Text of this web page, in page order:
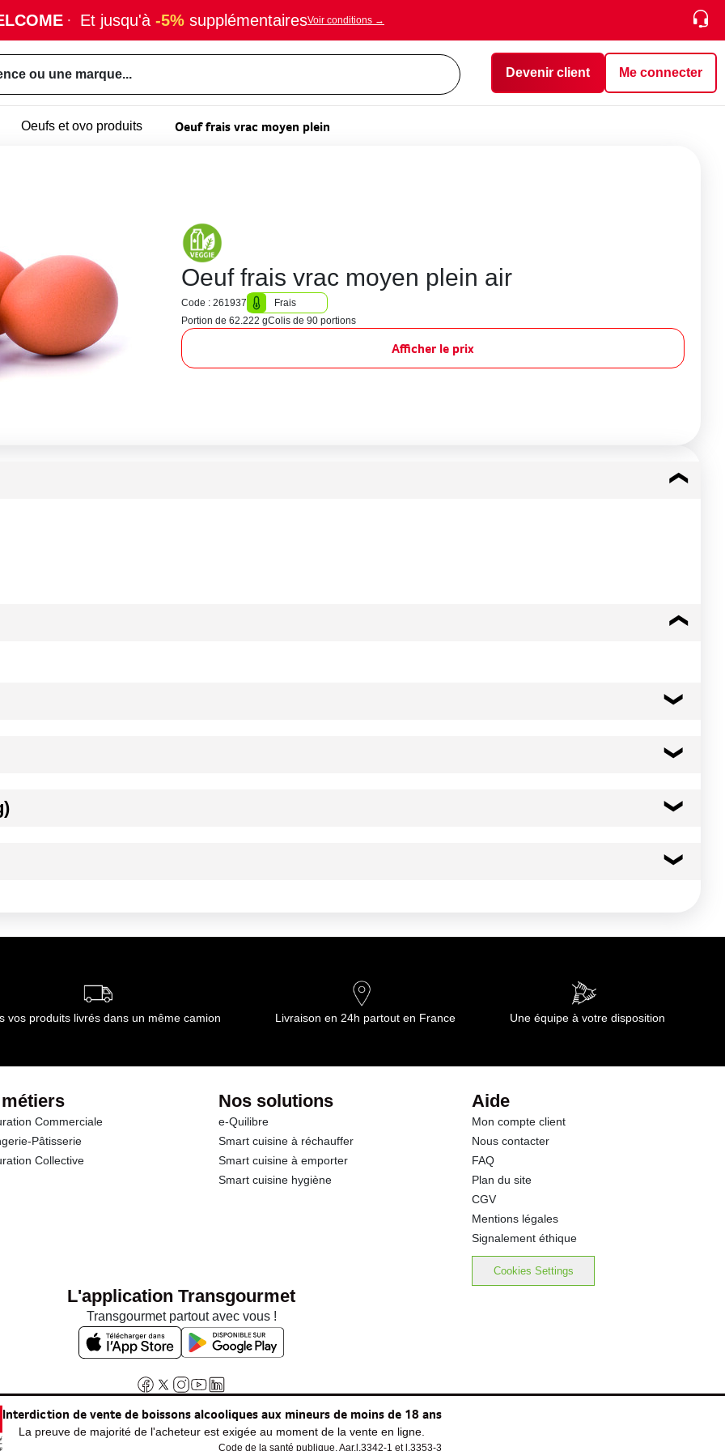
· Et jusqu'à -5% supplémentairesVoir conditions →
ou une marque... Devenir client Me connecter
Oeufs et ovo produits Oeuf frais vrac moyen plein
Oeuf frais vrac moyen plein air
Code : 261937
Frais
Portion de 62.222 gColis de 90 portions
Afficher le prix
de Transgourmet Opérations
vos produits livrés dans un même camion Livraison en 24h partout en France Une équipe à votre disposition
Commerciale
Pâtisserie
Collective
Nos solutions
e-Quilibre
Smart cuisine à réchauffer
Smart cuisine à emporter
Smart cuisine hygiène
Aide
Mon compte client
Nous contacter
FAQ
Plan du site
CGV
Mentions légales
Signalement éthique
Cookies Settings
L'application Transgourmet
Transgourmet partout avec vous !
Interdiction de vente de boissons alcooliques aux mineurs de moins de 18 ans
La preuve de majorité de l'acheteur est exigée au moment de la vente en ligne.
Code de la santé publique, Aar.l.3342-1 et l.3353-3